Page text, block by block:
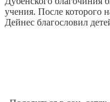
учения. После которого
Дейнес благословил